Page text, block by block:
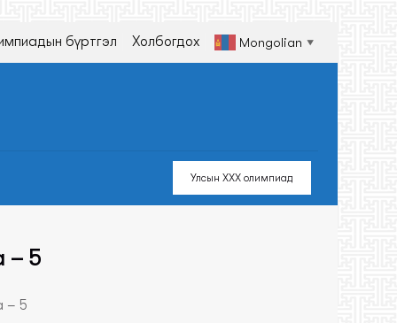
бүртгэл Холбогдох Mongolian ▼
Улсын XXX олимпиад
– 5
– 5